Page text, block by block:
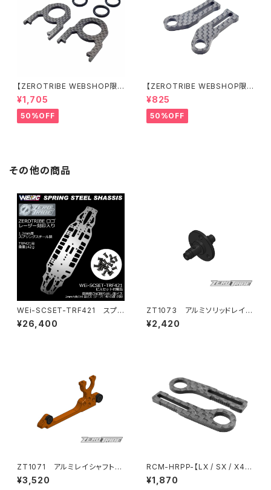
【ZEROTRIBE WEBSHOP限
定価格】RCM-BD11-TSE カ
ーボンツィーク スティックエンド
プレートセット YOKOMO BD11
用
¥1,705
50%OFF
【ZEROTRIBE WEBSHOP限
定価格】RCM-HRP-ZX-BD10
LCE Horizontalリアポストボ
ディマウンティングエクステンシ
ョンプレート Yokomo BD10L
¥825
50%OFF
その他の商品
WEi-SCSET-TRF421 スプリ
ングスチールシャーシ＆ビスセッ
ト TRF421用
¥26,400
ZT1073 アルミソリッドレイシ
ャフト
¥2,420
ZT1071 アルミレイシャフトバ
ルクヘッド（T4 MID コンバージ
ョンキット用）
¥3,520
RCM-HRPP-【LX / SX / X4X
/ BD11X / Mi8X】 Horizonta
l リアポストボディマウント Pro
¥1,870